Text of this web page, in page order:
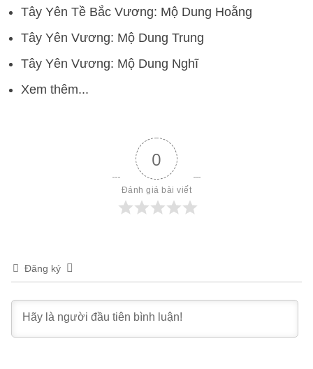
Tây Yên Tề Bắc Vương: Mộ Dung Hoằng
Tây Yên Vương: Mộ Dung Trung
Tây Yên Vương: Mộ Dung Nghĩ
Xem thêm...
0
Đánh giá bài viết
Đăng ký